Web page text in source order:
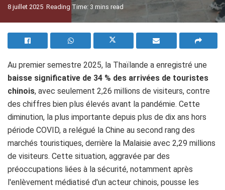
8 juillet 2025 Reading Time: 3 mins read AA
Au premier semestre 2025, la Thaïlande a enregistré une
baisse significative de 34 % des arrivées de touristes
chinois, avec seulement 2,26 millions de visiteurs, contre
des chiffres bien plus élevés avant la pandémie. Cette
diminution, la plus importante depuis plus de dix ans hors
période COVID, a relégué la Chine au second rang des
marchés touristiques, derrière la Malaisie avec 2,29 millions
de visiteurs. Cette situation, aggravée par des
préoccupations liées à la sécurité, notamment après
l'enlèvement médiatisé d'un acteur chinois, pousse les